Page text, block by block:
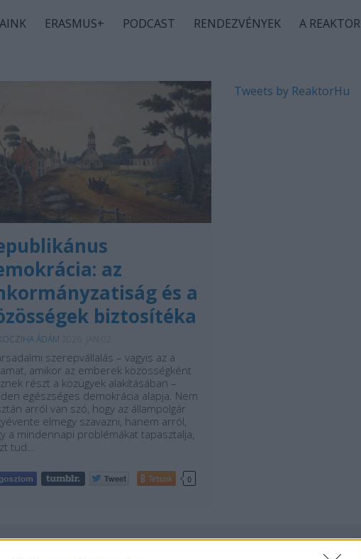
ERASMUS+ PODCAST RENDEZVÉNYEK A REAKTOR
az
és a
biztosítéka
ÁDÁM
szerepvállalás – vagyis az a
amikor az emberek közösségként
részt a közügyek alakításában –
egészséges demokrácia alapja. Nem
arról van szó, hogy az állampolgár
elmegy szavazni, hanem arról,
a mindennapi problémákat tapasztalja,
tud…
Tetszik 0
Tweets by ReaktorHu